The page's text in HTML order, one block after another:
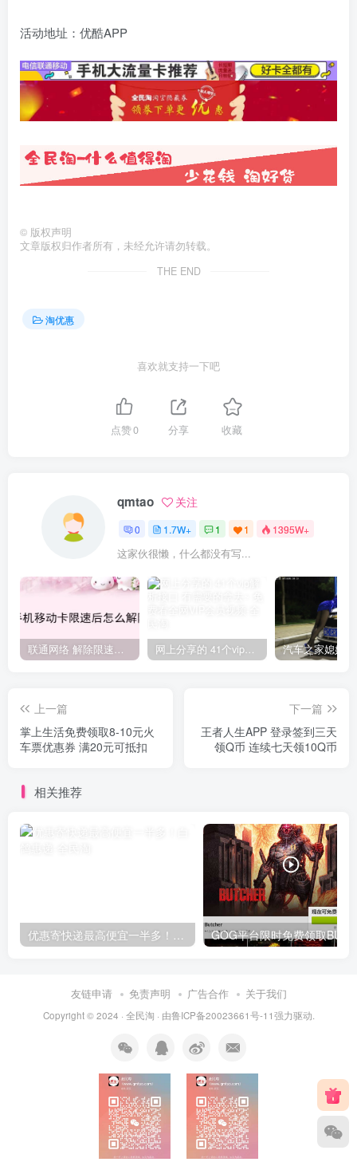
活动地址：优酷APP
© 版权声明
文章版权归作者所有，未经允许请勿转载。
THE END
淘优惠
喜欢就支持一下吧
点赞0 分享 收藏
qmtao 关注
0 1.7W+ 1 1 1395W+
这家伙很懒，什么都没有写...
联通网络 解除限速方法参考！畅享、畅玩、老白干等及其它地区自测了 网上分享的 41个vip解析接口 有需要的拿去~ 免费看全网VIP会员视频
上一篇
掌上生活免费领取8-10元火
车票优惠券 满20元可抵扣
下一篇
王者人生APP 登录签到三天
领Q币 连续七天领10Q币
相关推荐
优惠寄快递最高便宜一半多！白鸽惠递
友链申请 免责声明 广告合作 关于我们
Copyright © 2024 · 全民淘 · 由鲁ICP备20023661号-11强力驱动.